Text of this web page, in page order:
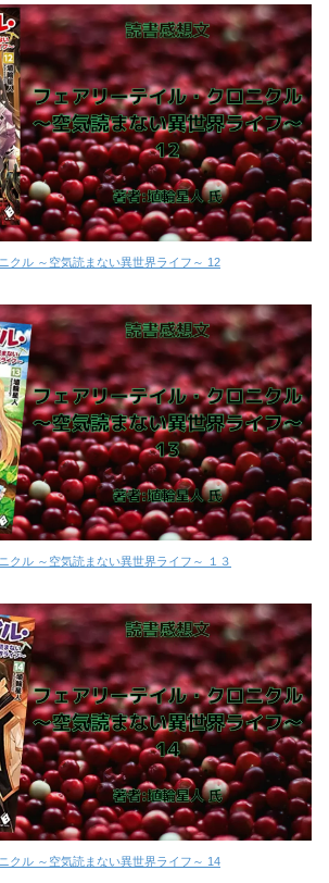
クル ～空気読まない異世界ライフ～ 12
クル ～空気読まない異世界ライフ～ １３
クル ～空気読まない異世界ライフ～ 14